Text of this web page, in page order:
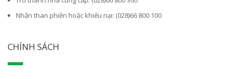
Nhận than phiền hoặc khiếu nại: (028)66 800 100
CHÍNH SÁCH